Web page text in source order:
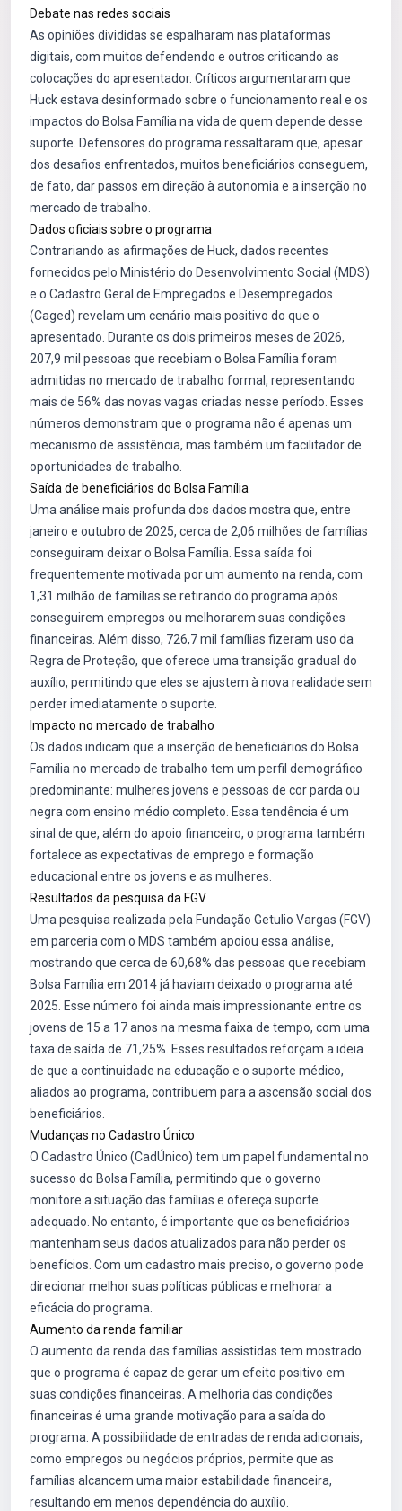
Debate nas redes sociais
As opiniões divididas se espalharam nas plataformas
digitais, com muitos defendendo e outros criticando as
colocações do apresentador. Críticos argumentaram que
Huck estava desinformado sobre o funcionamento real e os
impactos do Bolsa Família na vida de quem depende desse
suporte. Defensores do programa ressaltaram que, apesar
dos desafios enfrentados, muitos beneficiários conseguem,
de fato, dar passos em direção à autonomia e a inserção no
mercado de trabalho.
Dados oficiais sobre o programa
Contrariando as afirmações de Huck, dados recentes
fornecidos pelo Ministério do Desenvolvimento Social (MDS)
e o Cadastro Geral de Empregados e Desempregados
(Caged) revelam um cenário mais positivo do que o
apresentado. Durante os dois primeiros meses de 2026,
207,9 mil pessoas que recebiam o Bolsa Família foram
admitidas no mercado de trabalho formal, representando
mais de 56% das novas vagas criadas nesse período. Esses
números demonstram que o programa não é apenas um
mecanismo de assistência, mas também um facilitador de
oportunidades de trabalho.
Saída de beneficiários do Bolsa Família
Uma análise mais profunda dos dados mostra que, entre
janeiro e outubro de 2025, cerca de 2,06 milhões de famílias
conseguiram deixar o Bolsa Família. Essa saída foi
frequentemente motivada por um aumento na renda, com
1,31 milhão de famílias se retirando do programa após
conseguirem empregos ou melhorarem suas condições
financeiras. Além disso, 726,7 mil famílias fizeram uso da
Regra de Proteção, que oferece uma transição gradual do
auxílio, permitindo que eles se ajustem à nova realidade sem
perder imediatamente o suporte.
Impacto no mercado de trabalho
Os dados indicam que a inserção de beneficiários do Bolsa
Família no mercado de trabalho tem um perfil demográfico
predominante: mulheres jovens e pessoas de cor parda ou
negra com ensino médio completo. Essa tendência é um
sinal de que, além do apoio financeiro, o programa também
fortalece as expectativas de emprego e formação
educacional entre os jovens e as mulheres.
Resultados da pesquisa da FGV
Uma pesquisa realizada pela Fundação Getulio Vargas (FGV)
em parceria com o MDS também apoiou essa análise,
mostrando que cerca de 60,68% das pessoas que recebiam
Bolsa Família em 2014 já haviam deixado o programa até
2025. Esse número foi ainda mais impressionante entre os
jovens de 15 a 17 anos na mesma faixa de tempo, com uma
taxa de saída de 71,25%. Esses resultados reforçam a ideia
de que a continuidade na educação e o suporte médico,
aliados ao programa, contribuem para a ascensão social dos
beneficiários.
Mudanças no Cadastro Único
O Cadastro Único (CadÚnico) tem um papel fundamental no
sucesso do Bolsa Família, permitindo que o governo
monitore a situação das famílias e ofereça suporte
adequado. No entanto, é importante que os beneficiários
mantenham seus dados atualizados para não perder os
benefícios. Com um cadastro mais preciso, o governo pode
direcionar melhor suas políticas públicas e melhorar a
eficácia do programa.
Aumento da renda familiar
O aumento da renda das famílias assistidas tem mostrado
que o programa é capaz de gerar um efeito positivo em
suas condições financeiras. A melhoria das condições
financeiras é uma grande motivação para a saída do
programa. A possibilidade de entradas de renda adicionais,
como empregos ou negócios próprios, permite que as
famílias alcancem uma maior estabilidade financeira,
resultando em menos dependência do auxílio.